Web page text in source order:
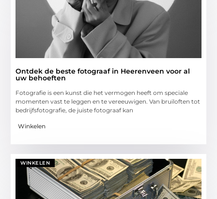
Ontdek de beste fotograaf in Heerenveen voor al
uw behoeften
Fotografie is een kunst die het vermogen heeft om speciale
momenten vast te leggen en te vereeuwigen. Van bruiloften tot
bedrijfsfotografie, de juiste fotograaf kan
Winkelen
WINKELEN